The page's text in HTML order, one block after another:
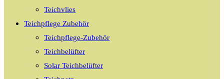
Teichvlies
Teichpflege Zubehör
Teichpflege-Zubehör
Teichbelüfter
Solar Teichbelüfter